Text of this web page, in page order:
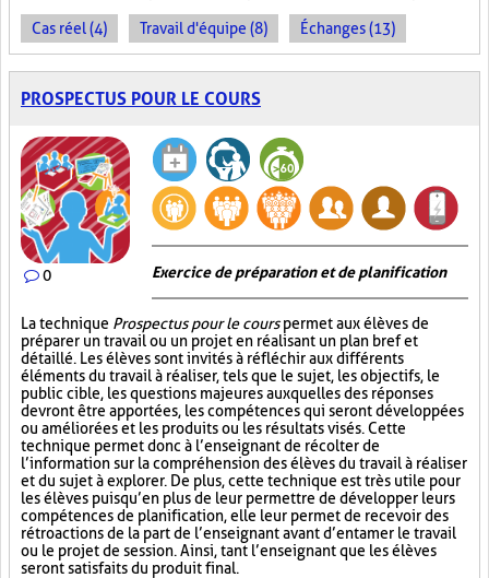
Cas réel (4) Travail d'équipe (8) Échanges (13)
PROSPECTUS POUR LE COURS
0 Exercice de préparation et de planification
La technique Prospectus pour le courspermet aux élèves de
préparer un travail ou un projet en réalisant un plan bref et
détaillé. Les élèves sont invités à réfléchir aux différents
éléments du travail à réaliser, tels que le sujet, les objectifs, le
public cible, les questions majeures auxquelles des réponses
devront être apportées, les compétences qui seront développées
ou améliorées et les produits ou les résultats visés. Cette
technique permet donc à l’enseignant de récolter de
l’information sur la compréhension des élèves du travail à réaliser
et du sujet à explorer. De plus, cette technique est très utile pour
les élèves puisqu’en plus de leur permettre de développer leurs
compétences de planification, elle leur permet de recevoir des
rétroactions de la part de l’enseignant avant d’entamer le travail
ou le projet de session. Ainsi, tant l’enseignant que les élèves
seront satisfaits du produit final.